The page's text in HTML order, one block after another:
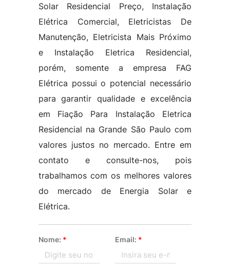
Solar Residencial Preço, Instalação
Elétrica Comercial, Eletricistas De
Manutenção, Eletricista Mais Próximo
e Instalação Eletrica Residencial,
porém, somente a empresa FAG
Elétrica possui o potencial necessário
para garantir qualidade e excelência
em Fiação Para Instalação Eletrica
Residencial na Grande São Paulo com
valores justos no mercado. Entre em
contato e consulte-nos, pois
trabalhamos com os melhores valores
do mercado de Energia Solar e
Elétrica.
Nome: * Email: *